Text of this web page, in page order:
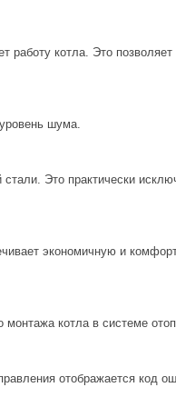
работу котла. Это
шума.
Это практически
экономичную и
котла в системе
отображается код